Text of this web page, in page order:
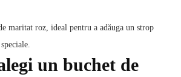
maritat roz, ideal pentru a adăuga un strop
un buchet de